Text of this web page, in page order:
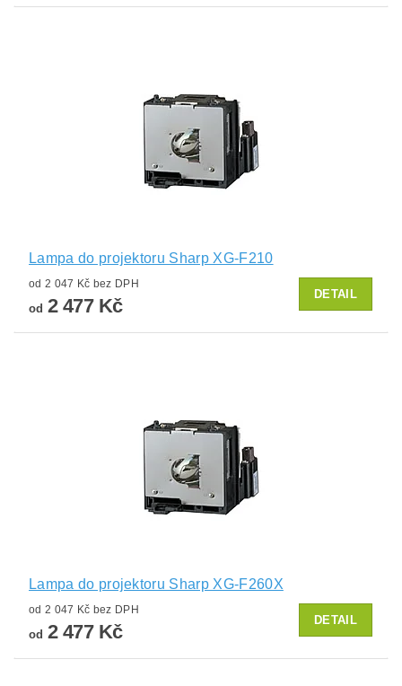
Lampa do projektoru Sharp XG-F210
od 2 047 Kč bez DPH
od 2 477 Kč
DETAIL
Lampa do projektoru Sharp XG-F260X
od 2 047 Kč bez DPH
od 2 477 Kč
DETAIL